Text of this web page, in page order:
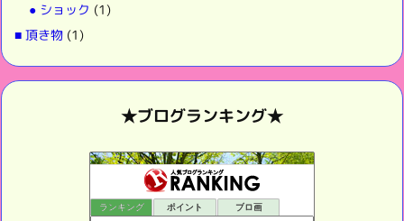
● ショック (1)
■ 頂き物 (1)
★ブログランキング★
ランキング ポイント ブロ画
鉢庭らいふ
2位 ベランダぐらし